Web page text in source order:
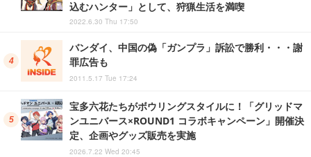
込むハンター」として、狩猟生活を満喫
2022.6.30 Thu 17:50
バンダイ、中国の偽「ガンプラ」訴訟で勝利・・・謝
罪広告も
2011.5.17 Tue 17:24
宝多六花たちがボウリングスタイルに！「グリッドマ
ンユニバース×ROUND1 コラボキャンペーン」開催決
定、企画やグッズ販売を実施
2026.7.22 Wed 20:45